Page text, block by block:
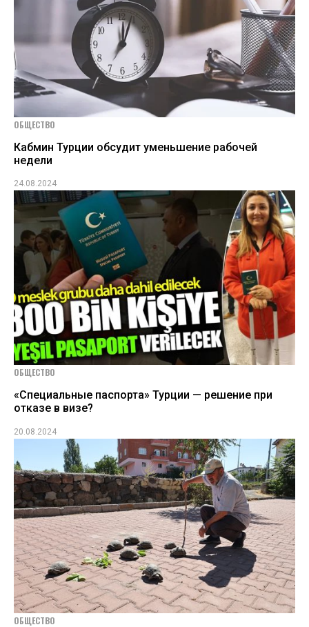
ОБЩЕСТВО
Кабмин Турции обсудит уменьшение рабочей
недели
24.08.2024
ОБЩЕСТВО
«Специальные паспорта» Турции — решение при
отказе в визе?
20.08.2024
ОБЩЕСТВО